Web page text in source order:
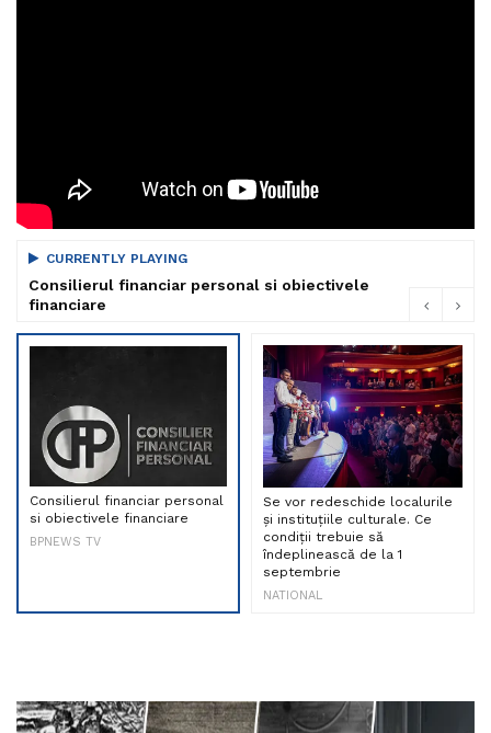
CURRENTLY PLAYING
Consilierul financiar personal si obiectivele
financiare
Consilierul financiar personal
si obiectivele financiare
BPNEWS TV
Se vor redeschide localurile
și instituțiile culturale. Ce
condiții trebuie să
îndeplinească de la 1
septembrie
NATIONAL